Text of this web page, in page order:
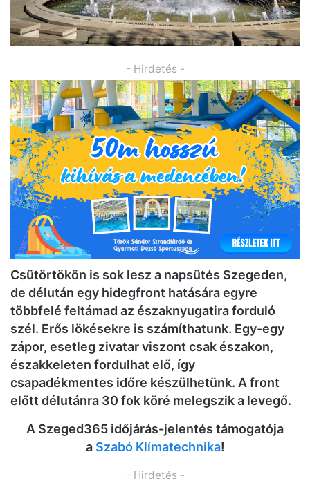
- Hirdetés -
Csütörtökön is sok lesz a napsütés Szegeden,
de délután egy hidegfront hatására egyre
többfelé feltámad az északnyugatira forduló
szél. Erős lökésekre is számíthatunk. Egy-egy
zápor, esetleg zivatar viszont csak északon,
északkeleten fordulhat elő, így
csapadékmentes időre készülhetünk. A front
előtt délutánra 30 fok köré melegszik a levegő.
A Szeged365 időjárás-jelentés támogatója
a Szabó Klímatechnika!
- Hirdetés -